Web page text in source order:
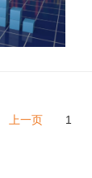
上一页 1